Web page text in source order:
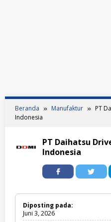
Beranda Manufaktur
PT
Indonesia
PT Daihatsu
Indonesia
Diposting pada:
Juni 3, 2026